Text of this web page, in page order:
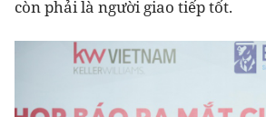
còn phải là người giao tiếp tốt.